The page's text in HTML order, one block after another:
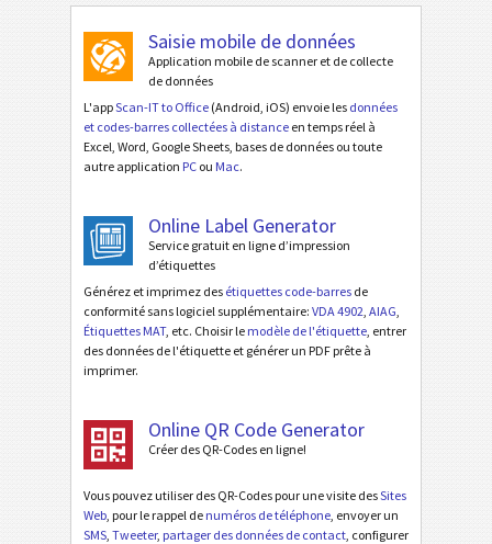
Saisie mobile de données
Application mobile de scanner et de collecte
de données
L'appScan-IT to Office (Android, iOS) envoie les données
et codes-barres collectées à distance en temps réel à
Excel, Word, Google Sheets, bases de données ou toute
autre application PC ou Mac.
Online Label Generator
Service gratuit en ligne d’impression
d’étiquettes
Générez et imprimez des étiquettes code-barres de
conformité sans logiciel supplémentaire: VDA 4902 AIAG
Étiquettes MAT, etc. Choisir le modèle de l'étiquette , entrer
des données de l'étiquette et générer un PDF prête à
imprimer.
Online QR Code Generator
Créer des QR-Codes en ligne!
Vous pouvez utiliser des QR-Codes pour une visite desSites
Web , pour le rappel de numéros de téléphone , envoyer un
SMS Tweeter, partager des données de contact , configurer